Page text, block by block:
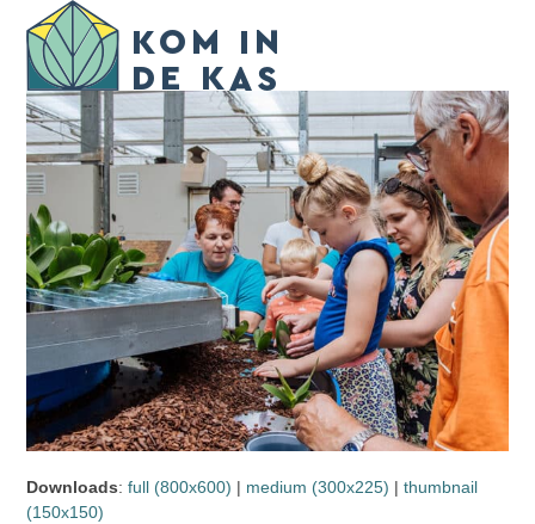
content
Open
mobile
menu
Close
mobile
menu
Downloads:full (800x600) | medium (300x225) |thumbnail
(150x150)